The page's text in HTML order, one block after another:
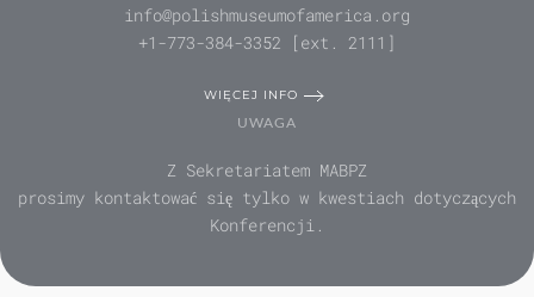
info@polishmuseumofamerica.org
+1-773-384-3352 [ext. 2111]
WIĘCEJ INFO
UWAGA
Z Sekretariatem MABPZ
prosimy kontaktować się tylko w kwestiach dotyczących
Konferencji.